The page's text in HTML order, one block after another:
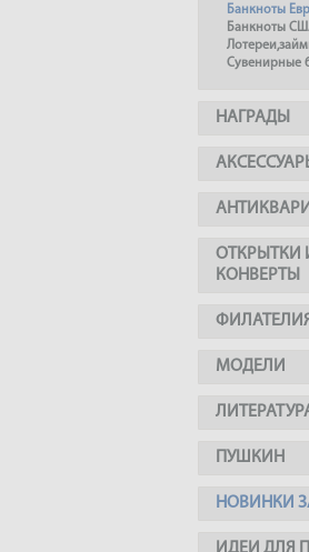
Банкноты
Банкноты
Сувенирные
НАГРАДЫ
ОТКРЫТКИ
КОНВЕРТЫ
МОДЕЛИ
ПУШКИН
НОВИНКИ